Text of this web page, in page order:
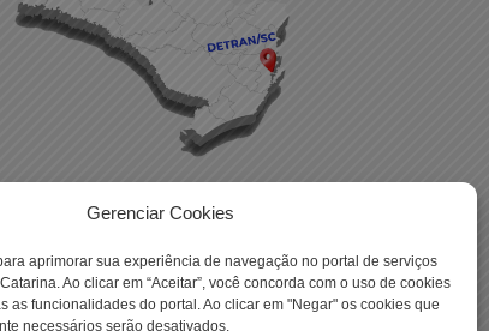
Gerenciar Cookies
aprimorar sua experiência de navegação no portal de serviços
Ao clicar em “Aceitar”, você concorda com o uso de cookies
as funcionalidades do portal. Ao clicar em "Negar" os cookies que
necessários serão desativados.